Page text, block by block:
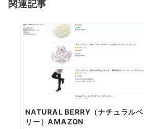
ン
関連記事
NATURAL BERRY（ナチュラルベ
リー）AMAZON